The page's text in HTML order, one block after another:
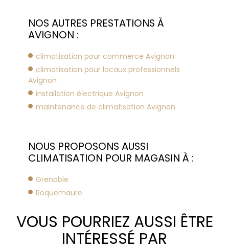
NOS AUTRES PRESTATIONS À
AVIGNON :
climatisation pour commerce Avignon
climatisation pour locaux professionnels
Avignon
installation électrique Avignon
maintenance de climatisation Avignon
NOUS PROPOSONS AUSSI
CLIMATISATION POUR MAGASIN À :
Grenoble
Roquemaure
VOUS POURRIEZ AUSSI ÊTRE
INTÉRESSÉ PAR